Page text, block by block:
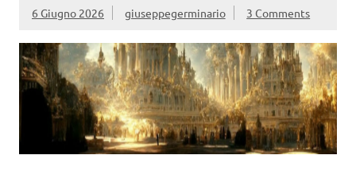
6 Giugno 2026 giuseppegerminario 3 Comments